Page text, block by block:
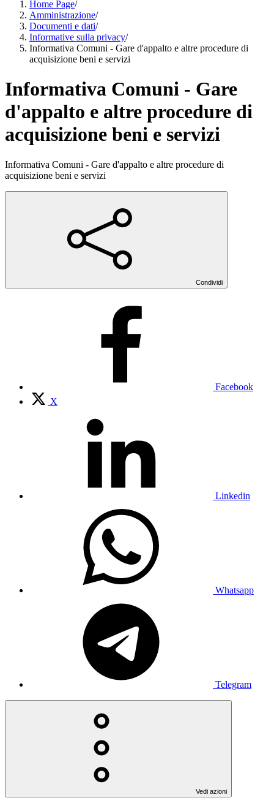
Home Page/
Amministrazione/
Documenti e dati/
Informative sulla privacy/
Informativa Comuni - Gare d'appalto e altre procedure di
acquisizione beni e servizi
Informativa Comuni - Gare
d'appalto e altre procedure di
acquisizione beni e servizi
Informativa Comuni - Gare d'appalto e altre procedure di
acquisizione beni e servizi
Condividi
Facebook
X
Linkedin
Whatsapp
Telegram
Vedi azioni